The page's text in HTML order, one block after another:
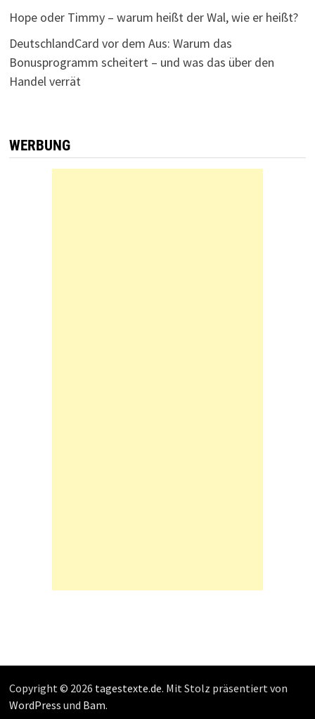
Hope oder Timmy – warum heißt der Wal, wie er heißt?
DeutschlandCard vor dem Aus: Warum das
Bonusprogramm scheitert – und was das über den
Handel verrät
WERBUNG
Copyright © 2026 tagestexte.de. Mit Stolz präsentiert von
WordPress und Bam.